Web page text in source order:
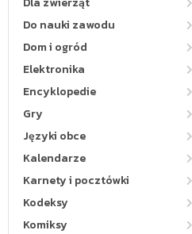
Do nauki zawodu
Dom i ogród
Elektronika
Encyklopedie
Gry
Języki obce
Kalendarze
Karnety i pocztówki
Kodeksy
Komiksy